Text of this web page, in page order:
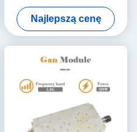
Defense Module
Najlepszą cenę